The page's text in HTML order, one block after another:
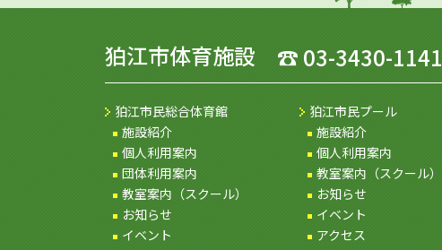
狛江市体育施設 ☎ 03-3430-1141
狛江市民総合体育館
施設紹介
個人利用案内
団体利用案内
教室案内（スクール）
お知らせ
イベント
狛江市民プール
施設紹介
個人利用案内
教室案内（スクール）
お知らせ
イベント
アクセス